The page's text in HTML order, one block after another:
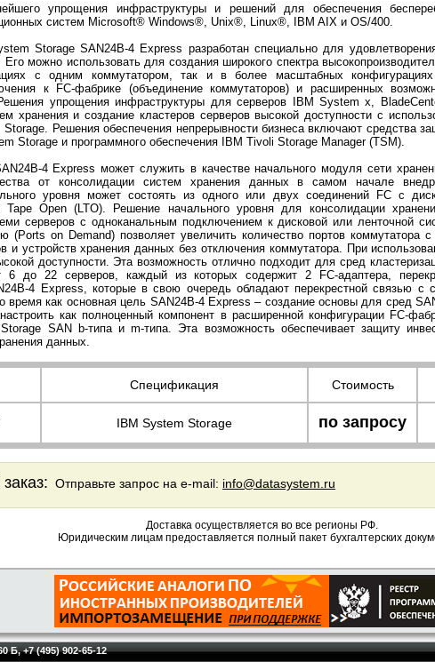
упрощения инфраструктуры и решений для обеспечения
систем Microsoft® Windows®, Unix®, Linux®, IBM AIX и OS/400.
Storage SAN24B-4 Express разработан специально для
можно использовать для создания широкого спектра
с одним коммутатором, так и в более масштабных
к FC-фабрике (объединение коммутаторов) и расширенных
упрощения инфраструктуры для серверов IBM System x,
хранения и создание кластеров серверов высокой доступности с
Решения обеспечения непрерывности бизнеса включают средства
Storage и программного обеспечения IBM Tivoli Storage Manager (TSM).
4 Express может служить в качестве начального модуля сети
от консолидации систем хранения данных в самом начале
уровня может состоять из одного или двух соединений FC с
Tape Open (LTO). Решение начального уровня для консолидации
серверов с одноканальным подключением к дисковой или ленточной
(Ports on Demand) позволяет увеличить количество портов
и устройств хранения данных без отключения коммутатора. При
доступности. Эта возможность отлично подходит для сред
6 до 22 серверов, каждый из которых содержит 2 FC-адаптера,
4 Express, которые в свою очередь обладают перекрестной связью с
время как основная цель SAN24B-4 Express – создание основы для сред
как полноценный компонент в расширенной конфигурации FC-
SAN b-типа и m-типа. Эта возможность обеспечивает защиту
данных.
Спецификация Стоимость
IBM System Storage по запросу
Отправьте запрос на e-mail: info@datasystem.ru
Доставка осуществляется во все регионы РФ.
Юридическим лицам предоставляется полный пакет бухгалтерских
Б, +7 (495) 902-65-12